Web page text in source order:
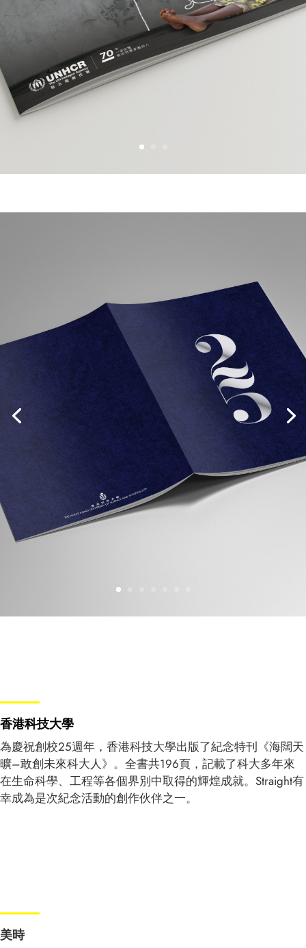
香港科技大學
為慶祝創校25週年，香港科技大學出版了紀念特刊《海闊天
曠–敢創未來科大人》。全書共196頁，記載了科大多年來
在生命科學、工程等各個界別中取得的輝煌成就。 Straight有
幸成為是次紀念活動的創作伙伴之一。
美時